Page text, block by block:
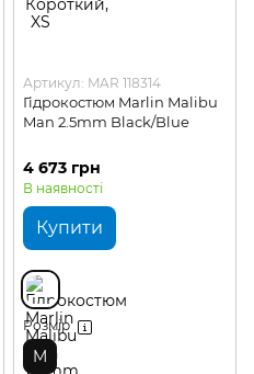
Артикул: MAR 118314
Гідрокостюм Marlin Malibu
Man 2.5mm Black/Blue
4 673 грн
В наявності
Купити
Розмір
M